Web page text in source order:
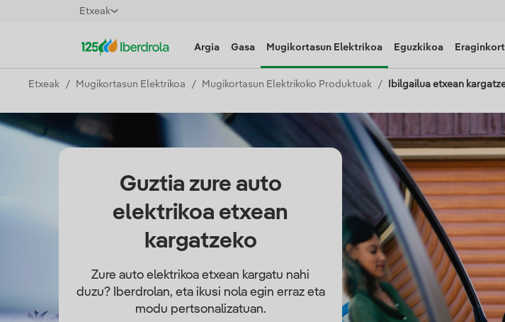
Etxeak
Argia Gasa Mugikortasun Elektrikoa Eguzkikoa
Etxeak Mugikortasun Elektrikoa Mugikortasun Elektrikoko Produktuak Ibilgailua etxean
Guztia zure auto
elektrikoa etxean
kargatzeko
Zure auto elektrikoa etxean kargatu nahi
duzu? Iberdrolan, eta ikusi nola egin erraz eta
modu pertsonalizatuan.